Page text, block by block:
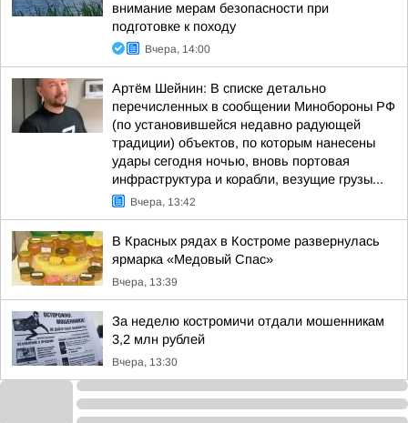
внимание мерам безопасности при
подготовке к походу
Вчера, 14:00
Артём Шейнин: В списке детально
перечисленных в сообщении Минобороны РФ
(по установившейся недавно радующей
традиции) объектов, по которым нанесены
удары сегодня ночью, вновь портовая
инфраструктура и корабли, везущие грузы...
Вчера, 13:42
В Красных рядах в Костроме развернулась
ярмарка «Медовый Спас»
Вчера, 13:39
За неделю костромичи отдали мошенникам
3,2 млн рублей
Вчера, 13:30